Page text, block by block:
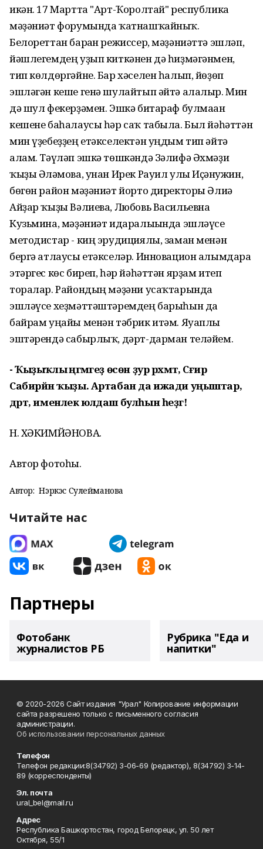
икән. 17 Мартта "Арт-Ҡоролтай" республика
мәҙәниәт форумында ҡатнашҡайныҡ.
Белореттан барған режиссер, мәҙәниәттә эшләп,
йәшлегемдең уҙып киткәнен дә һиҙмәгәнмен,
тип көлдөргәйне. Бар хәселен һалып, йөҙөп
эшләгән кеше генә шулайтып әйтә алалыр. Мин
дә шул фекерҙәмен. Эшкә битараф булмаған
кешене баһалаусы һәр саҡ табыла. Был йәһәттән
мин үҙебеҙҙең етәкселектән уңдым тип әйтә
алам. Тәүләп эшкә төшкәндә Зәлифә Әхмәҙи
ҡыҙы Әғләмова, унан Ирек Рауил улы Иҫәнғужин,
бөгөн район мәҙәниәт йорто директоры Әлиә
Айҙар ҡыҙы Вәлиева, Любовь Васильевна
Кузьмина, мәҙәниәт идаралығында эшләүсе
методистар - киң эрудициялы, заман менән
бергә атлаусы етәкселәр. Инновацион алымдарға
этәргес көс биреп, һәр йәһәттән ярҙам итеп
торалар. Райондың мәҙәни усаҡтарында
эшләүсе хеҙмәттәштәремдең барыһын да
байрам уңайы менән тәбрик итәм. Яуаплы
эштәрендә сабырлыҡ, дәрт-дарман теләйем.
- Ҡыҙыҡлы әңгәмәгеҙ өсөн ҙур рәхмәт, Сәғирә
Сабирйән ҡыҙы. Артабан да ижади уңыштар,
дәрт, именлек юлдаш булһын һеҙгә!
Н. ХӘКИМЙӘНОВА.
Автор фотоһы.
Автор: Нэркэс Сулейманова
Читайте нас
Партнеры
Фотобанк
журналистов РБ
Рубрика "Еда и
напитки"
© 2020-2026 Сайт издания "Урал" Копирование информации
сайта разрешено только с письменного согласия
администрации.
Об использовании персональных данных
Телефон
Телефон редакции:8(34792) 3-06-69 (редактор), 8(34792) 3-14-
89 (корреспонденты)
Эл. почта
ural_bel@mail.ru
Адрес
Республика Башкортостан, город Белорецк, ул. 50 лет
Октября, 55/1